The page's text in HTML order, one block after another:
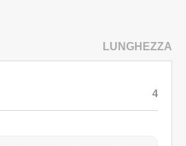
LUNGHEZZA
4